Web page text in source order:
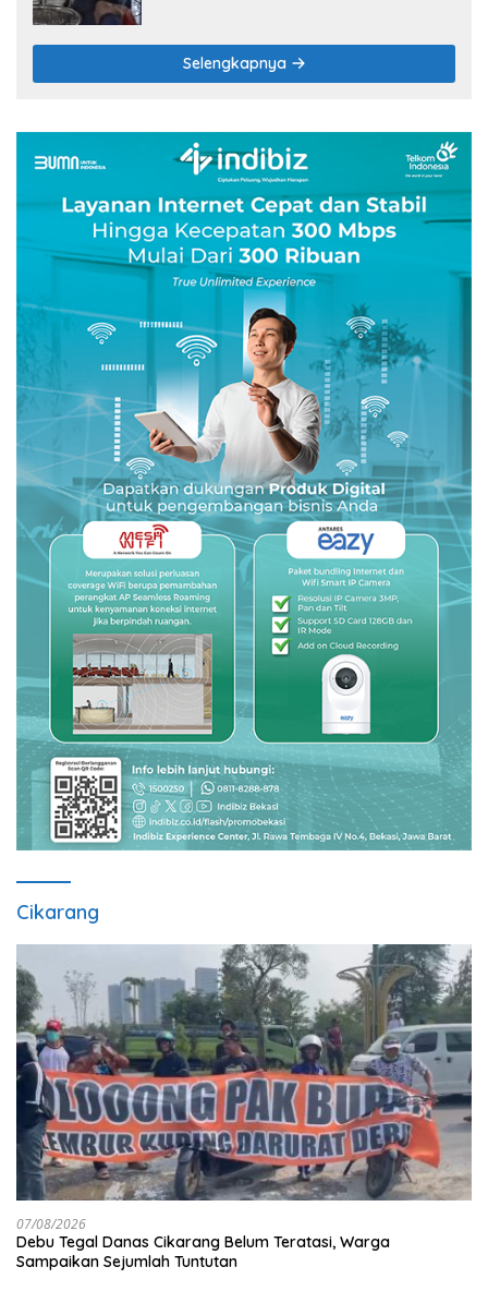
Selengkapnya
Cikarang
07/08/2026
Debu Tegal Danas Cikarang Belum Teratasi, Warga
Sampaikan Sejumlah Tuntutan